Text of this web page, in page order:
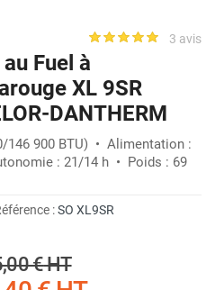
3 avis
Fuel à
XL 9SR
DANTHERM
146 900 BTU) • Alimentation :
: 21/14 h • Poids : 69
:SO XL9SR
€HT